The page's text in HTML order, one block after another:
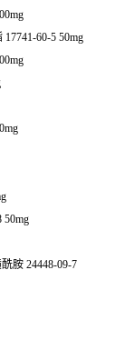
60-5 50mg
50mg
胺 24448-09-7